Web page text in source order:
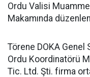
Ordu Valisi
Makamında
Törene DOKA Genel
Ordu Koordinatörü
Tic. Ltd. Şti. firma